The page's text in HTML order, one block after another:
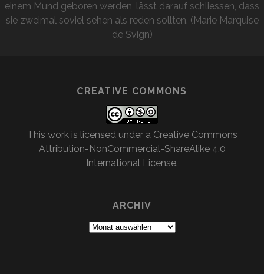
einem Mund geboren werden, lässt darauf schliessen, dass
sie zweimal soviel sehen als reden sollten. (Marie Marquise
de Svign)
CREATIVE COMMONS
This work is licensed under a Creative Commons
Attribution-NonCommercial-ShareAlike 4.0
International License.
ARCHIV
Archiv